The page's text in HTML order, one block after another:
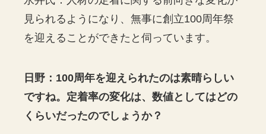
見られるようになり、無事に創立100周年祭
を迎えることができたと伺っています。
日野：100周年を迎えられたのは素晴らしい
ですね。定着率の変化は、数値としてはどの
くらいだったのでしょうか？